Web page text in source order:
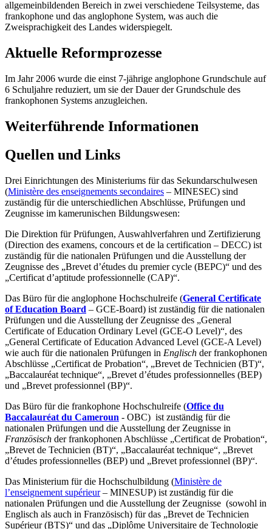
allgemeinbildenden Bereich in zwei verschiedene Teilsysteme, das
frankophone und das anglophone System, was auch die
Zweisprachigkeit des Landes widerspiegelt.
Aktuelle Reformprozesse
Im Jahr 2006 wurde die einst 7-jährige anglophone Grundschule auf
6 Schuljahre reduziert, um sie der Dauer der Grundschule des
frankophonen Systems anzugleichen.
Weiterführende Informationen
Quellen und Links
Drei Einrichtungen des Ministeriums für das Sekundarschulwesen
(Ministère des enseignements secondaires – MINESEC) sind
zuständig für die unterschiedlichen Abschlüsse, Prüfungen und
Zeugnisse im kamerunischen Bildungswesen:
Die Direktion für Prüfungen, Auswahlverfahren und Zertifizierung
(Direction des examens, concours et de la certification – DECC) ist
zuständig für die nationalen Prüfungen und die Ausstellung der
Zeugnisse des „Brevet d’études du premier cycle (BEPC)“ und des
„Certificat d’aptitude professionnelle (CAP)“.
Das Büro für die anglophone Hochschulreife (General Certificate
of Education Board – GCE-Board) ist zuständig für die nationalen
Prüfungen und die Ausstellung der Zeugnisse des „General
Certificate of Education Ordinary Level (GCE-O Level)“, des
„General Certificate of Education Advanced Level (GCE-A Level)
wie auch für die nationalen Prüfungen in Englisch der frankophonen
Abschlüsse „Certificat de Probation“, „Brevet de Technicien (BT)“,
„Baccalauréat technique“, „Brevet d’études professionnelles (BEP)
und „Brevet professionnel (BP)“.
Das Büro für die frankophone Hochschulreife (Office du
Baccalauréat du Cameroun - OBC) ist zuständig für die
nationalen Prüfungen und die Ausstellung der Zeugnisse in
Französisch der frankophonen Abschlüsse „Certificat de Probation“,
„Brevet de Technicien (BT)“, „Baccalauréat technique“, „Brevet
d’études professionnelles (BEP) und „Brevet professionnel (BP)“.
Das Ministerium für die Hochschulbildung (Ministère de
l’enseignement supérieur– MINESUP) ist zuständig für die
nationalen Prüfungen und die Ausstellung der Zeugnisse (sowohl in
Englisch als auch in Französisch) für das „Brevet de Technicien
Supérieur (BTS)“ und das „Diplôme Universitaire de Technologie